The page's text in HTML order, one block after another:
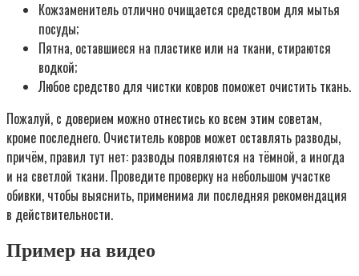
Кожзаменитель отлично очищается средством для мытья
посуды;
Пятна, оставшиеся на пластике или на ткани, стираются
водкой;
Любое средство для чистки ковров поможет очистить ткань.
Пожалуй, с доверием можно отнестись ко всем этим советам,
кроме последнего. Очиститель ковров может оставлять разводы,
причём, правил тут нет: разводы появляются на тёмной, а иногда
и на светлой ткани. Проведите проверку на небольшом участке
обивки, чтобы выяснить, применима ли последняя рекомендация
в действительности.
Пример на видео